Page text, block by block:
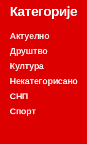
Категорије
Актуелно
Друштво
Култура
Некатегорисано
СНП
Спорт